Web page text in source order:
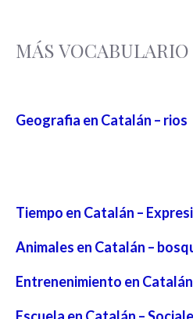
MÁS
Geografia en Catalán – rios
Tiempo en Catalán –
Animales en Catalán –
Entrenenimiento en
Escuela en Catalán –